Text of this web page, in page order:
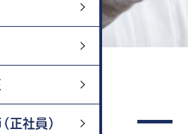
正社員）